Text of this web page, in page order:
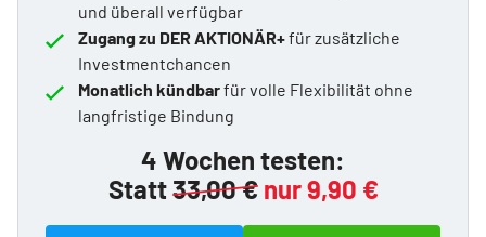
und überall verfügbar
Zugang zu DER AKTIONÄR+für zusätzliche
Investmentchancen
Monatlich kündbarfür volle Flexibilität ohne
langfristige Bindung
4 Wochen testen:
Statt33,00 € nur 9,90 €